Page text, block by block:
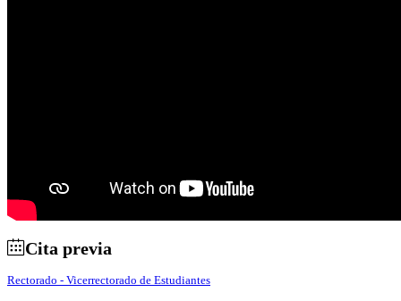
Cita previa
Rectorado - Vicerrectorado de Estudiantes